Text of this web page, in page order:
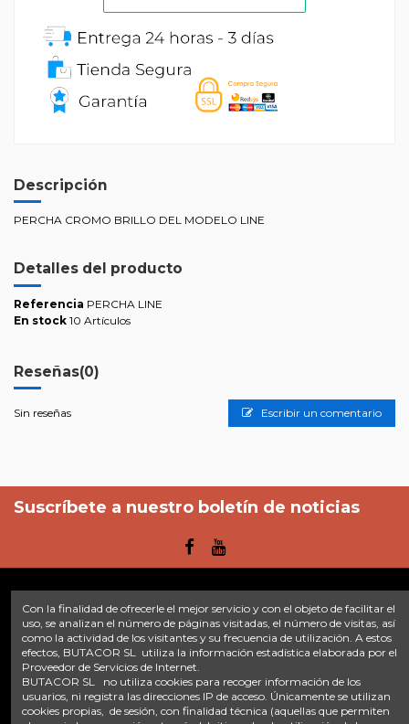
Descripción
PERCHA CROMO BRILLO DEL MODELO LINE
Detalles del producto
Referencia PERCHA LINE
En stock 10 Artículos
Reseñas(0)
Sin reseñas Escribir un comentario
Suscríbete a nuestro boletín de noticias
Enlaces
Inicio Sobre nosotros Contacte con nosotros
Aviso legal
Política de privacidad
Tratamiento de datos
Términos y condiciones
Plazos de envío
Con la finalidad de ofrecerle el mejor servicio y con el objeto de facilitar el
uso, se analizan el número de páginas visitadas, el número de visitas, así
como la actividad de los visitantes y su frecuencia de utilización. A estos
efectos, BUTACOR SL utiliza la información estadística elaborada por el
Proveedor de Servicios de Internet.
BUTACOR SL no utiliza cookies para recoger información de los
usuarios, ni registra las direcciones IP de acceso. Únicamente se utilizan
cookies propias, de sesión, con finalidad técnica (aquellas que permiten